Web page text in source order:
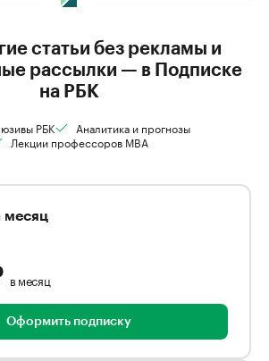
статьи без рекламы и
рассылки — в Подписке
на РБК
РБК
Аналитика и прогнозы
Лекции профессоров MBA
месяц
в месяц
Оформить подписку